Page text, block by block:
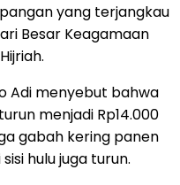
yang terjangkau
Besar Keagamaan
Adi menyebut bahwa
menjadi Rp14.000
gabah kering panen
hulu juga turun.